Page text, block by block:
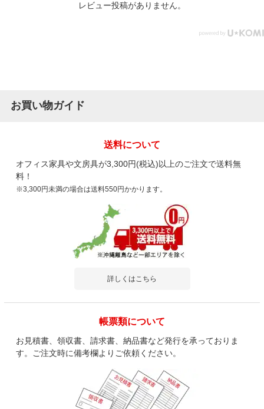
レビュー投稿がありません。
お買い物ガイド
送料について
オフィス家具や文房具が3,300円(税込)以上のご注文で送料無
料！
※3,300円未満の場合は送料550円かかります。
詳しくはこちら
帳票類について
お見積書、領収書、請求書、納品書など発行を承っておりま
す。ご注文時に備考欄よりご依頼ください。